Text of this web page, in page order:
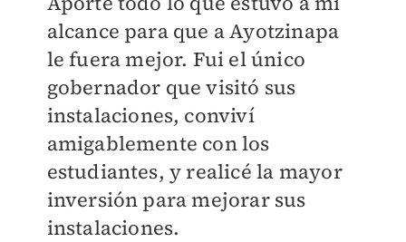
alcance para que a Ayotzinapa
le fuera mejor. Fui el único
gobernador que visitó sus
instalaciones, conviví
amigablemente con los
estudiantes, y realicé la mayor
inversión para mejorar sus
instalaciones.